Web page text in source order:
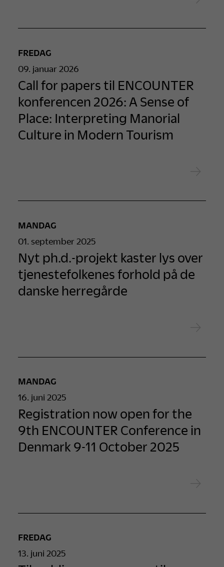
FREDAG
09. januar 2026
Call for papers til ENCOUNTER
konferencen 2026: A Sense of
Place: Interpreting Manorial
Culture in Modern Tourism
MANDAG
01. september 2025
Nyt ph.d.-projekt kaster lys over
tjenestefolkenes forhold på de
danske herregårde
MANDAG
16. juni 2025
Registration now open for the
9th ENCOUNTER Conference in
Denmark 9-11 October 2025
FREDAG
13. juni 2025